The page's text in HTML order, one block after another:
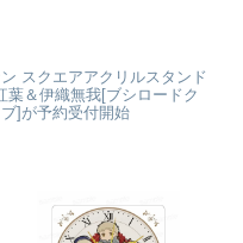
スクエアアクリルスタンド
葉＆伊織無我[ブシロードク
]が予約受付開始